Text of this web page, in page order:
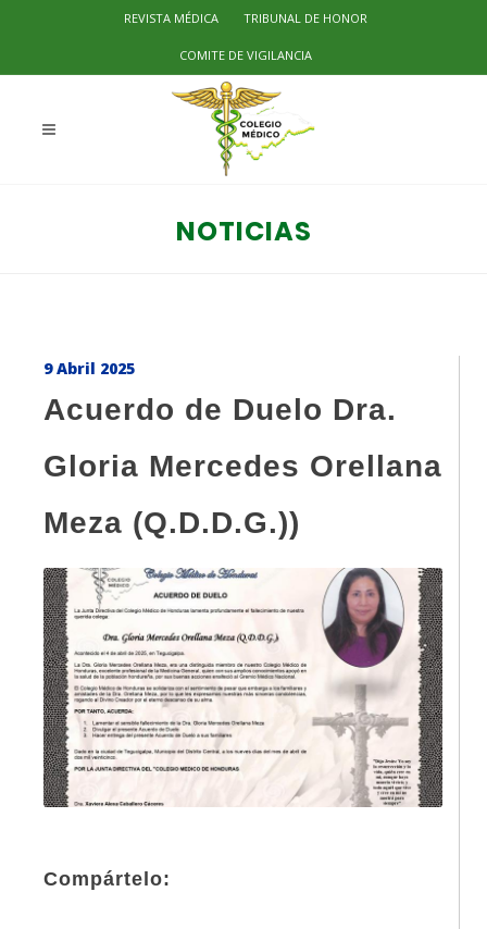
REVISTA MÉDICA TRIBUNAL DE HONOR
COMITE DE VIGILANCIA
NOTICIAS
9 Abril 2025
Acuerdo de Duelo Dra.
Gloria Mercedes Orellana
Meza (Q.D.D.G.))
Compártelo: